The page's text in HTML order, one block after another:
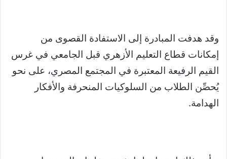
وقد هدفت المبادرة إلى الاستفادة القصوى من
إمكانات قطاع التعليم الأزهري قبل الجامعي في غرس
القيم الرفيعة المعتبرة في المجتمع المصري، على نحو
يُحصِّن الطلاب من السلوكيات المنحرفة والأفكار
الهدامة.